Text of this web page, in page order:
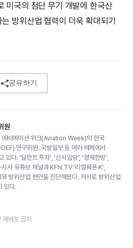
미국의 첨단 무기 개발에 한국산
방위산업 협력이 더욱 확대되기
공유하기
원
에비에이션 위크(Aviation Week)의 한국
연구위원. 국방일보 등 여러 매체에서
다. ‘달란트 투자’, ‘신사임당’, ‘경제한방’,
시사 유튜브 채널과 KFN TV ‘리얼웨폰 K’,
방위산업 현안을 진단해왔다. 저서로 방위산업
있다.
배포 금지